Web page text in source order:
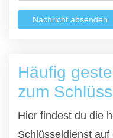
Nachricht absenden
Häufig
zum
Hier findest du die
Schlüsseldienst auf